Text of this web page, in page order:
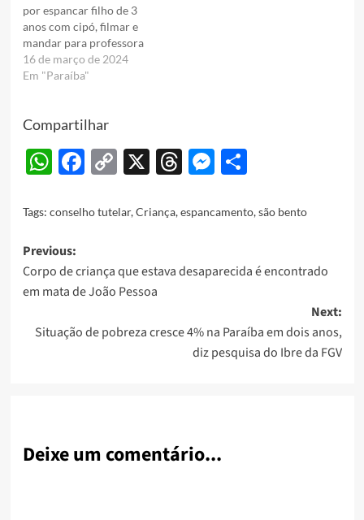
por espancar filho de 3
anos com cipó, filmar e
mandar para professora
16 de março de 2024
Em "Paraíba"
Compartilhar
WhatsApp
Facebook
Copy
X Threads
Messenger
Share
Tags: conselho tutelar,Criança,espancamento,são bento
Post
navigation
Previous:
Corpo de criança que estava desaparecida é encontrado
em mata de João Pessoa
Next:
Situação de pobreza cresce 4% na Paraíba em dois anos,
diz pesquisa do Ibre da FGV
Deixe um comentário...